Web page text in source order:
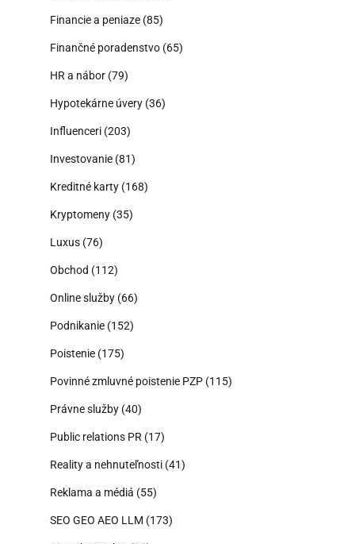
Financie a peniaze (85)
Finančné poradenstvo (65)
HR a nábor (79)
Hypotekárne úvery (36)
Influenceri (203)
Investovanie (81)
Kreditné karty (168)
Kryptomeny (35)
Luxus (76)
Obchod (112)
Online služby (66)
Podnikanie (152)
Poistenie (175)
Povinné zmluvné poistenie PZP (115)
Právne služby (40)
Public relations PR (17)
Reality a nehnuteľnosti (41)
Reklama a médiá (55)
SEO GEO AEO LLM (173)